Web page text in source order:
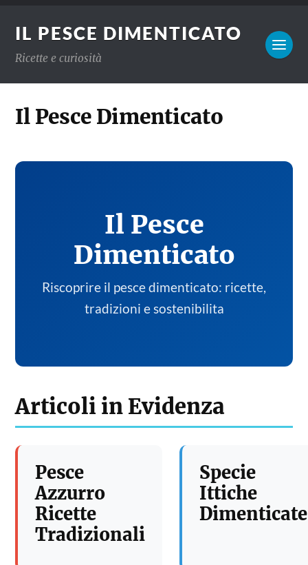
IL PESCE DIMENTICATO
Ricette e curiosità
Il Pesce Dimenticato
Il Pesce
Dimenticato
Riscoprire il pesce dimenticato: ricette,
tradizioni e sostenibilita
Articoli in Evidenza
Pesce
Azzurro
Ricette
Tradizionali
Specie
Ittiche
Dimenticate